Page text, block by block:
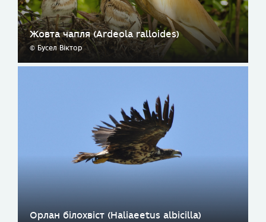
Жовта чапля (Ardeola ralloides)
© Бусел Віктор
Орлан білохвіст (Haliaeetus albicilla)